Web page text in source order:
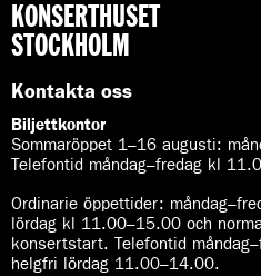
KONSERTHUSET
STOCKHOLM
Kontakta oss
Biljettkontor
Sommaröppet 1–16 augusti:
Telefontid måndag–fredag kl
Ordinarie öppettider:
lördag kl 11.00–15.00 och
konsertstart. Telefontid
helgfri lördag 11.00–14.00.